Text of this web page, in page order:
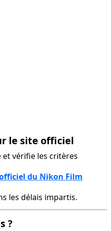
le site officiel
vérifie les critères
du Nikon Film
les délais impartis.
?